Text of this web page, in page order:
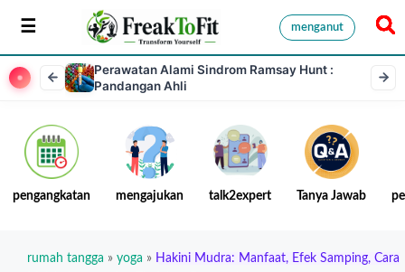
menganut
Perawatan Alami Sindrom Ramsay Hunt :
Pandangan Ahli
pengangkatan mengajukan talk2expert Tanya Jawab
rumah tangga » yoga » Hakini Mudra: Manfaat, Efek Samping, Cara